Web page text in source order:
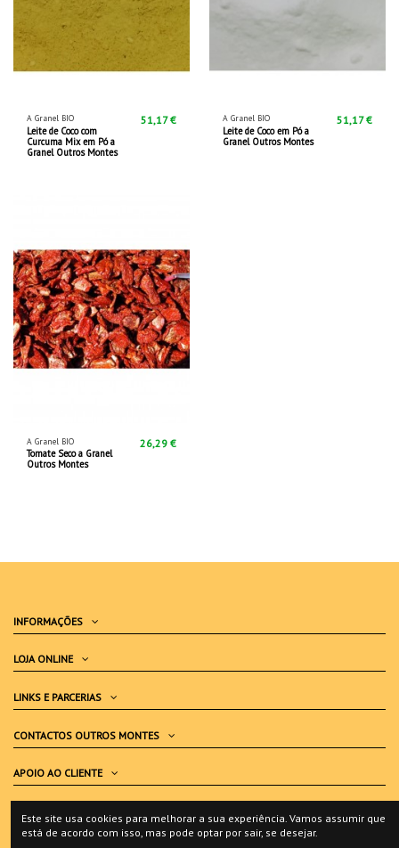
A Granel BIO
Leite de Coco com
Curcuma Mix em Pó a
Granel Outros Montes
51,17 € A Granel BIO
Leite de Coco em Pó a
Granel Outros Montes
51,17 €
A Granel BIO
Tomate Seco a Granel
Outros Montes
26,29 €
INFORMAÇÕES
LOJA ONLINE
LINKS E PARCERIAS
CONTACTOS OUTROS MONTES
APOIO AO CLIENTE
Este site usa cookies para melhorar a sua experiência. Vamos assumir que
está de acordo com isso, mas pode optar por sair, se desejar.